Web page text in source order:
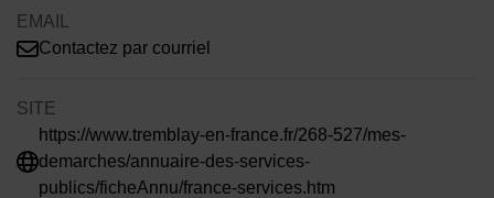
EMAIL
Contactez par courriel
SITE
https://www.tremblay-en-france.fr/268-527/mes-
demarches/annuaire-des-services-
publics/ficheAnnu/france-services.htm